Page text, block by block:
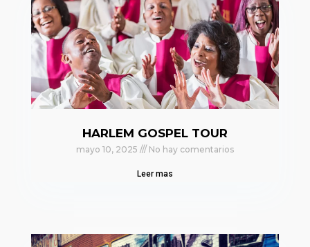
HARLEM GOSPEL TOUR
mayo 10, 2025 No hay comentarios
Leer mas